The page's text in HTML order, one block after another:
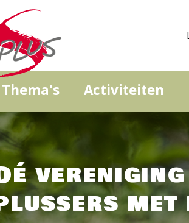
Thema's Activiteiten
met